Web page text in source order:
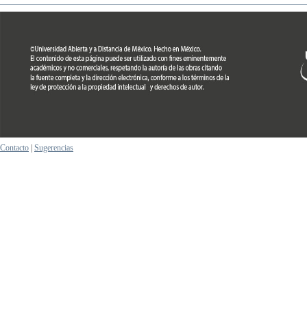
Contacto Sugerencias